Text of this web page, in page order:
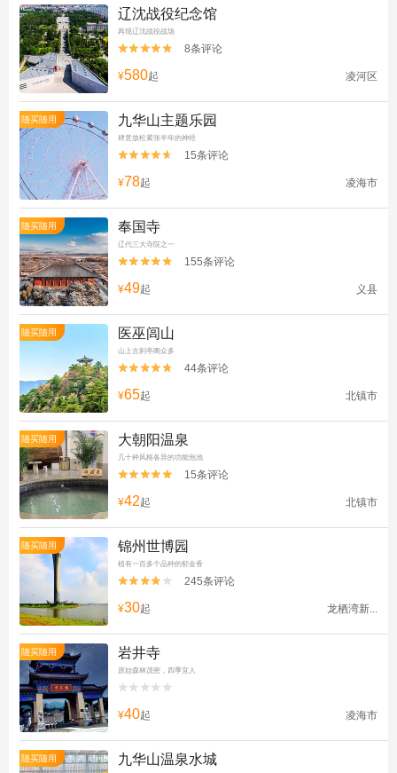
辽沈战役纪念馆
再现辽沈战役战场

 8条评论
¥580起 凌河区
随买随用 九华山主题乐园
肆意放松紧张半年的神经

 15条评论
¥78起 凌海市
随买随用 奉国寺
辽代三大寺院之一

 155条评论
¥49起 义县
随买随用 医巫闾山
山上古刹亭阁众多

 44条评论
¥65起 北镇市
随买随用 大朝阳温泉
几十种风格各异的功能泡池

 15条评论
¥42起 北镇市
随买随用 锦州世博园
植有一百多个品种的郁金香

 245条评论
¥30起 龙栖湾新...
随买随用 岩井寺
原始森林茂密，四季宜人


¥40起 凌海市
随买随用 九华山温泉水城